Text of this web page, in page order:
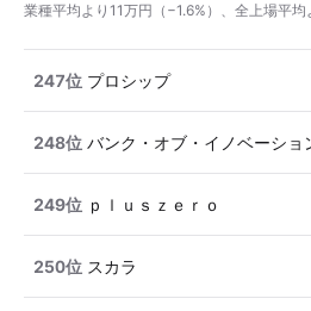
業種平均より11万円（−1.6%）、全上場平均
247位 プロシップ
248位 バンク・オブ・イノベーショ
249位 ｐｌｕｓｚｅｒｏ
250位 スカラ